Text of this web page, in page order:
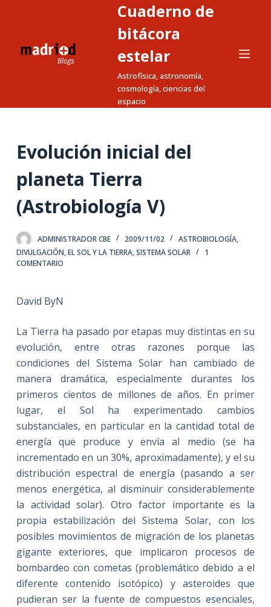
a
e
d
o
Cuaderno de
bitácora
estelar
Astrofísica, astronomía,
cosmología, ciencias del
espacio
Evolución inicial del
planeta Tierra
(Astrobiología V)
ADMINISTRADOR CBE 2009/11/02 ASTROBIOLOGÍA,
DIVULGACIÓN,EL SOL Y LA TIERRA,SISTEMA SOLAR
1
COMENTARIO
David ByN
La Tierra ha pasado por etapas muy distintas en su
evolución, entre otras razones porque las
condiciones del Sistema Solar han cambiado de
manera dramática, especialmente durantes los
primeros cientos de millones de años. En primer
lugar, el Sol ha experimentado cambios
substanciales, en particular en la cantidad total de
energía que produce y envía al medio (se ha
incrementado en un 30%, aproximadamente), y el su
distribución espectral de energía (pasando a ser
menos energética, al disminuir considerablemente
la actividad solar). Otro factor importante es la
propia estabilización del Sistema Solar, con los
posibles movimientos de migración de los planetas
gigante exteriores, que implicaron procesos de
bombardeo con cometas (problemático debido a el
diferente contenido isotópico) y asteroides que
pudieran ser la fuente de compuestos esenciales,